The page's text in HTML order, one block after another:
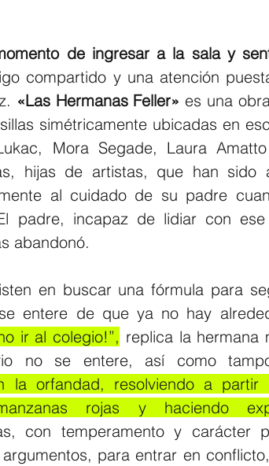
de ingresar a la sala y
compartido y una atención
«Las Hermanas Feller» es una
simétricamente ubicadas en
Mora Segade, Laura
hijas de artistas, que han sido
al cuidado de su padre
padre, incapaz de lidiar con
abandonó.
en buscar una fórmula para
entere de que ya no hay
ir al colegio!”, replica la hermana
no se entere, así como
la orfandad, resolviendo a
rojas y haciendo
con temperamento y carácter
para entrar en